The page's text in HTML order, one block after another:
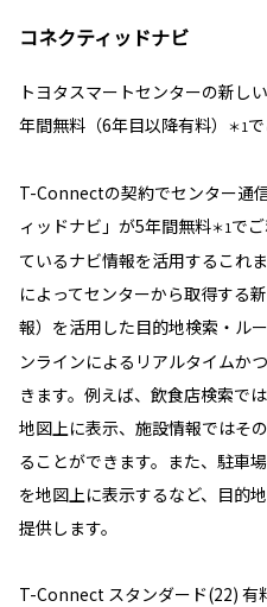
コネクティッドナビ
トヨタスマートセンターの新し
年間無料（6年目以降有料）
＊1
T-Connectの契約でセンター通
ィッドナビ」が5年間無料＊1で
ているナビ情報を活用するこれ
によってセンターから取得する
報）を活用した目的地検索・ル
ンラインによるリアルタイムか
きます。例えば、飲食店検索で
地図上に表示、施設情報ではそ
ることができます。また、駐車
を地図上に表示するなど、目的
提供します。
T-Connect スタンダード(22) 有